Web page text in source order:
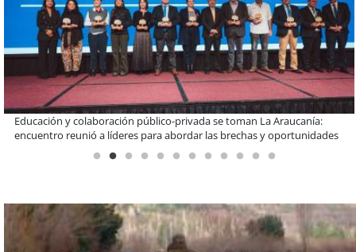
Claves para comprar electrodomésticos durante el Black Sale